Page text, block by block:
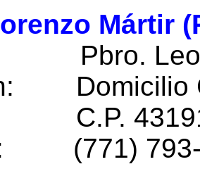
Mártir
Pbro.
Domicilio
(771) 793-